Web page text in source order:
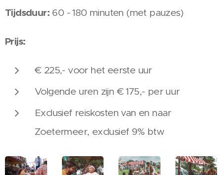
Tijdsduur: 60 - 180 minuten (met pauzes)
Prijs:
€ 225,- voor het eerste uur
Volgende uren zijn € 175,- per uur
Exclusief reiskosten van en naar
Zoetermeer, exclusief 9% btw